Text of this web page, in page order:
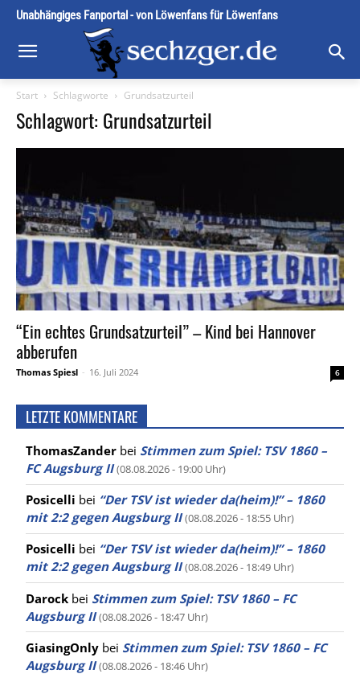
Unabhängiges Fanportal - von Löwenfans für Löwenfans
Start Schlagworte Grundsatzurteil
Schlagwort: Grundsatzurteil
“Ein echtes Grundsatzurteil” – Kind bei Hannover
abberufen
Thomas Spiesl - 16. Juli 2024 6
LETZTE KOMMENTARE
ThomasZander bei Stimmen zum Spiel: TSV 1860 –
FC Augsburg II (08.08.2026 - 19:00 Uhr)
Posicelli bei “Der TSV ist wieder da(heim)!” – 1860
mit 2:2 gegen Augsburg II (08.08.2026 - 18:55 Uhr)
Posicelli bei “Der TSV ist wieder da(heim)!” – 1860
mit 2:2 gegen Augsburg II (08.08.2026 - 18:49 Uhr)
Darock bei Stimmen zum Spiel: TSV 1860 – FC
Augsburg II (08.08.2026 - 18:47 Uhr)
GiasingOnly bei Stimmen zum Spiel: TSV 1860 – FC
Augsburg II (08.08.2026 - 18:46 Uhr)